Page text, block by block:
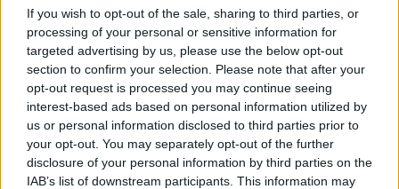
If you wish to opt-out of the sale, sharing to third parties, or
processing of your personal or sensitive information for
targeted advertising by us, please use the below opt-out
section to confirm your selection. Please note that after your
opt-out request is processed you may continue seeing
interest-based ads based on personal information utilized by
us or personal information disclosed to third parties prior to
your opt-out. You may separately opt-out of the further
disclosure of your personal information by third parties on the
IAB’s list of downstream participants. This information may
INTERNATIONAL
Noi informații despre criza din Ceuta.
Serviciile spaniole verifică posibile legături cu
jihadismul